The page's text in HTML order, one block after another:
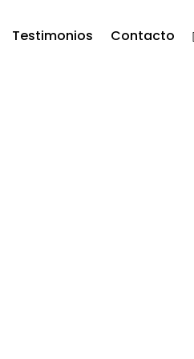
Testimonios Contacto